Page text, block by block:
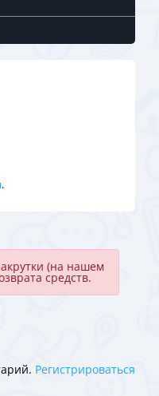
.
(на нашем
средств.
Регистрироваться